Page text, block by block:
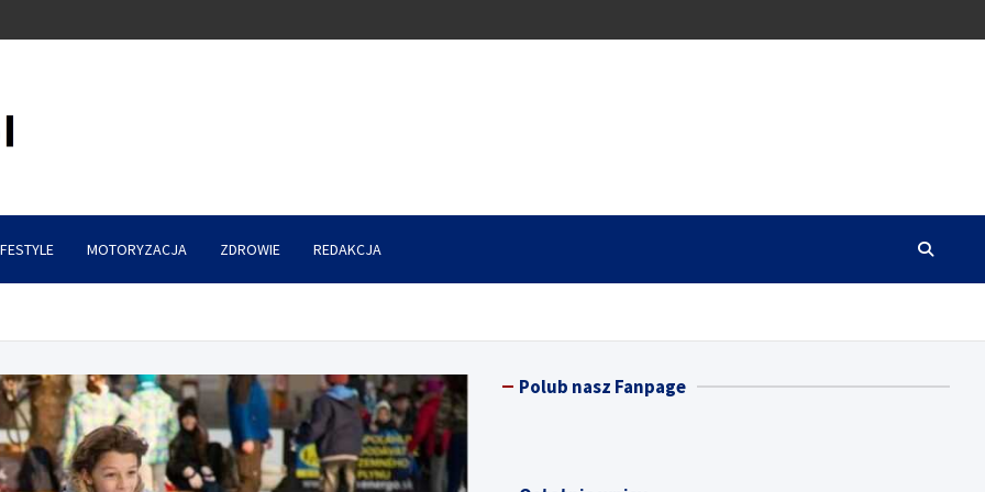
MOTORYZACJA ZDROWIE REDAKCJA
Polub nasz Fanpage